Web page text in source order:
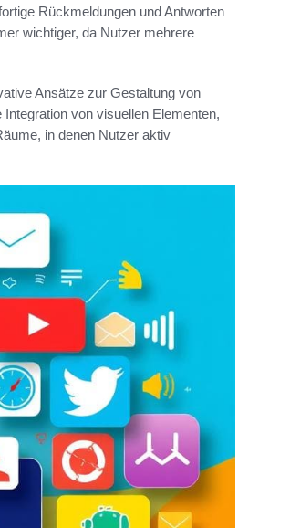
Rückmeldungen und Antworten
wichtiger, da Nutzer mehrere
Ansätze zur Gestaltung von
von visuellen Elementen,
in denen Nutzer aktiv